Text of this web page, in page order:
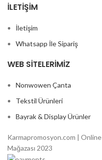
İLETIŞIM
İletişim
Whatsapp İle Sipariş
WEB SITELERIMIZ
Nonwowen Çanta
Tekstil Ürünleri
Bayrak & Display Ürünler
Karmapromosyon.com |
Mağazası 2023